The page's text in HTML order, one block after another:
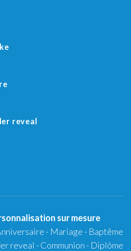
reveal
sur mesure
- Mariage - Baptême
reveal - Communion - Diplôme